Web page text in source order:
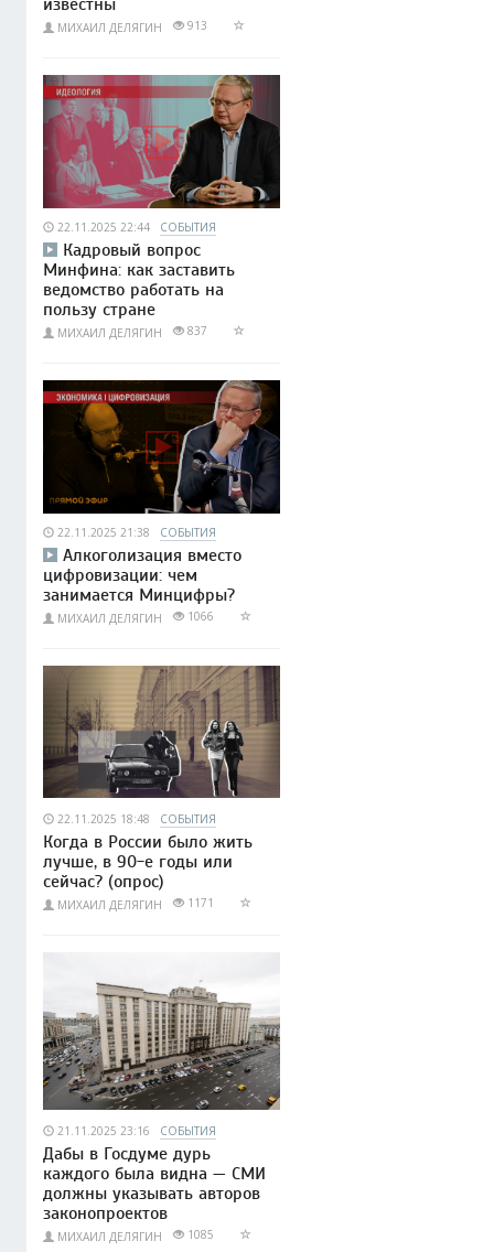
известны
МИХАИЛ ДЕЛЯГИН 913
22.11.2025 22:44 СОБЫТИЯ
Кадровый вопрос
Минфина: как заставить
ведомство работать на
пользу стране
МИХАИЛ ДЕЛЯГИН 837
22.11.2025 21:38 СОБЫТИЯ
Алкоголизация вместо
цифровизации: чем
занимается Минцифры?
МИХАИЛ ДЕЛЯГИН 1066
22.11.2025 18:48 СОБЫТИЯ
Когда в России было жить
лучше, в 90-е годы или
сейчас? (опрос)
МИХАИЛ ДЕЛЯГИН 1171
21.11.2025 23:16 СОБЫТИЯ
Дабы в Госдуме дурь
каждого была видна — СМИ
должны указывать авторов
законопроектов
МИХАИЛ ДЕЛЯГИН 1085